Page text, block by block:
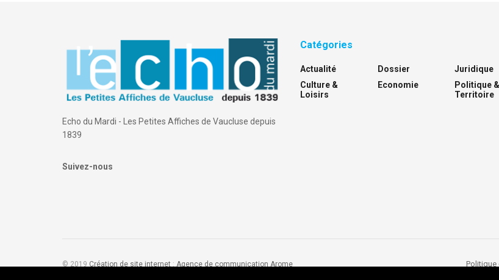
Echo du Mardi - Les Petites Affiches de Vaucluse depuis
1839
Suivez-nous
Catégories
Actualité
Culture &
Loisirs
Dossier
Economie
Juridique
Politique &
Territoire
Politique
© 2019 Création de site internet : Agence de communication Arome